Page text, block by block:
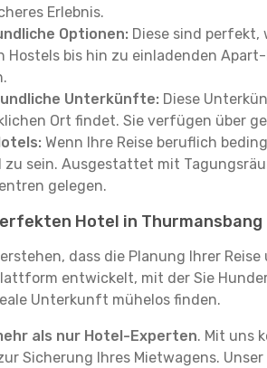
Erlebnis.
Optionen: Diese sind perfekt,
Hostels bis hin zu einladenden
Unterkünfte: Diese
Ort findet. Sie verfügen über
Wenn Ihre Reise beruflich
zu sein. Ausgestattet mit
gelegen.
Hotel in Thurmansbang
dass die Planung Ihrer
entwickelt, mit der Sie
Unterkunft mühelos finden.
als nur Hotel-Experten. Mit uns
Sicherung Ihres Mietwagens.